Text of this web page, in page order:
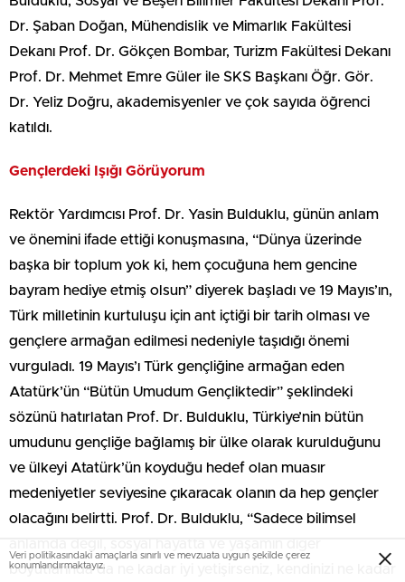
Dr. Şaban Doğan, Mühendislik ve Mimarlık Fakültesi
Dekanı Prof. Dr. Gökçen Bombar, Turizm Fakültesi Dekanı
Prof. Dr. Mehmet Emre Güler ile SKS Başkanı Öğr. Gör.
Dr. Yeliz Doğru, akademisyenler ve çok sayıda öğrenci
katıldı.
Gençlerdeki Işığı Görüyorum
Rektör Yardımcısı Prof. Dr. Yasin Bulduklu, günün anlam
ve önemini ifade ettiği konuşmasına, “Dünya üzerinde
başka bir toplum yok ki, hem çocuğuna hem gencine
bayram hediye etmiş olsun” diyerek başladı ve 19 Mayıs’ın,
Türk milletinin kurtuluşu için ant içtiği bir tarih olması ve
gençlere armağan edilmesi nedeniyle taşıdığı önemi
vurguladı. 19 Mayıs’ı Türk gençliğine armağan eden
Atatürk’ün “Bütün Umudum Gençliktedir” şeklindeki
sözünü hatırlatan Prof. Dr. Bulduklu, Türkiye’nin bütün
umudunu gençliğe bağlamış bir ülke olarak kurulduğunu
ve ülkeyi Atatürk’ün koyduğu hedef olan muasır
medeniyetler seviyesine çıkaracak olanın da hep gençler
olacağını belirtti. Prof. Dr. Bulduklu, “Sadece bilimsel
boyutlarında da ne kadar iyi yetişirseniz, kendinizi ne kadar
Veri politikasındaki amaçlarla sınırlı ve mevzuata uygun şekilde çerez
konumlandırmaktayız.